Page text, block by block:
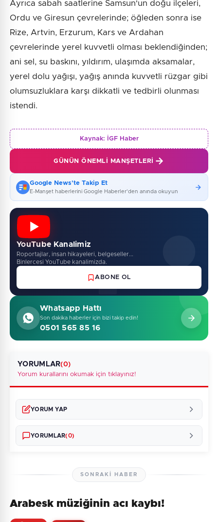
Ayrıca sabah saatlerine Samsun'un doğu ilçeleri,
Ordu ve Giresun çevrelerinde; öğleden sonra ise
Rize, Artvin, Erzurum, Kars ve Ardahan
çevrelerinde yerel kuvvetli olması beklendiğinden;
ani sel, su baskını, yıldırım, ulaşımda aksamalar,
yerel dolu yağışı, yağış anında kuvvetli rüzgar gibi
olumsuzluklara karşı dikkatli ve tedbirli olunması
istendi.
Kaynak: İGF Haber
GÜNÜN ÖNEMLI MANŞETLERI
Google News'te Takip Et
E-Manşet haberlerini Google Haberler'den anında okuyun
YouTube Kanalimiz
Roportajlar, insan hikayeleri, belgeseller...
Binlercesi YouTube kanalimizda.
ABONE OL
Whatsapp Hattı
Son dakika haberler için bizi takip edin!
0501 565 85 16
YORUMLAR(0)
Yorum kurallarını okumak için tıklayınız!
YORUM YAP
YORUMLAR(0)
Henüz yorum yapılmamış. İlk yorumu siz yapın!
SONRAKI HABER
Arabesk müziğinin acı kaybı!